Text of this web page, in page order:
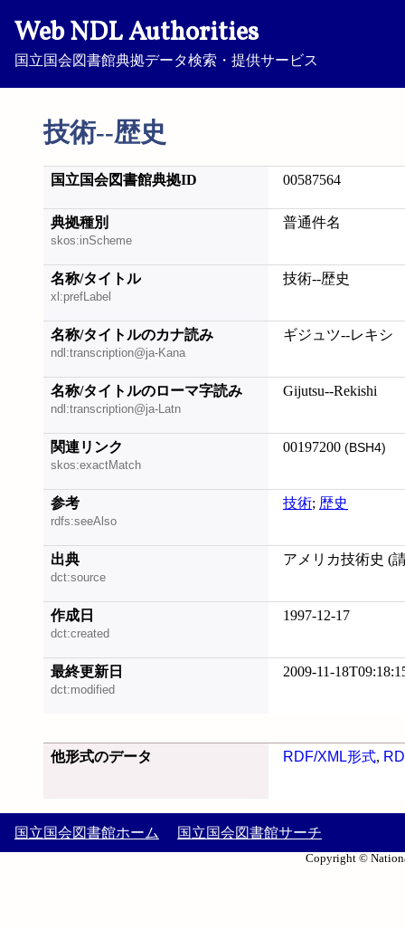
Web NDL Authorities
国立国会図書館典拠データ検索・提供サービス
技術--歴史
国立国会図書館典拠ID 00587564
典拠種別
skos:inScheme
普通件名
名称/タイトル
xl:prefLabel
技術--歴史
名称/タイトルのカナ読み
ndl:transcription@ja-Kana
ギジュツ--レキシ
名称/タイトルのローマ字読み
ndl:transcription@ja-Latn
Gijutsu--Rekishi
関連リンク
skos:exactMatch
00197200 (BSH4)
参考
rdfs:seeAlso
技術; 歴史
出典
dct:source
アメリカ技術史 (
作成日
dct:created
1997-12-17
最終更新日
dct:modified
2009-11-
他形式のデータ RDF/XML形式,
国立国会図書館ホーム 国立国会図書館サーチ
Copyright ©